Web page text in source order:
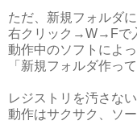
ただ、新規フォルダ
右クリック→W→Fで
動作中のソフトによ
「新規フォルダ作っ
レジストリを汚さな
動作はサクサク、ソ